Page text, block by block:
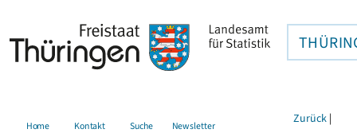
Home Kontakt Suche Newsletter Zurück |